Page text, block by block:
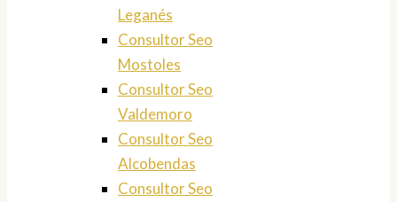
Leganés
Consultor Seo
Mostoles
Consultor Seo
Valdemoro
Consultor Seo
Alcobendas
Consultor Seo